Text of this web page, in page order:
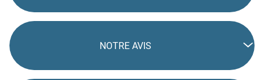
NOTRE AVIS